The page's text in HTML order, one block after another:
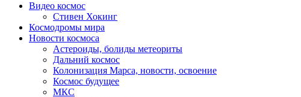
Видео космос
Стивен Хокинг
Космодромы мира
Новости космоса
Астероиды, болиды метеориты
Дальний космос
Колонизация Марса, новости, освоение
Космос будущее
МКС